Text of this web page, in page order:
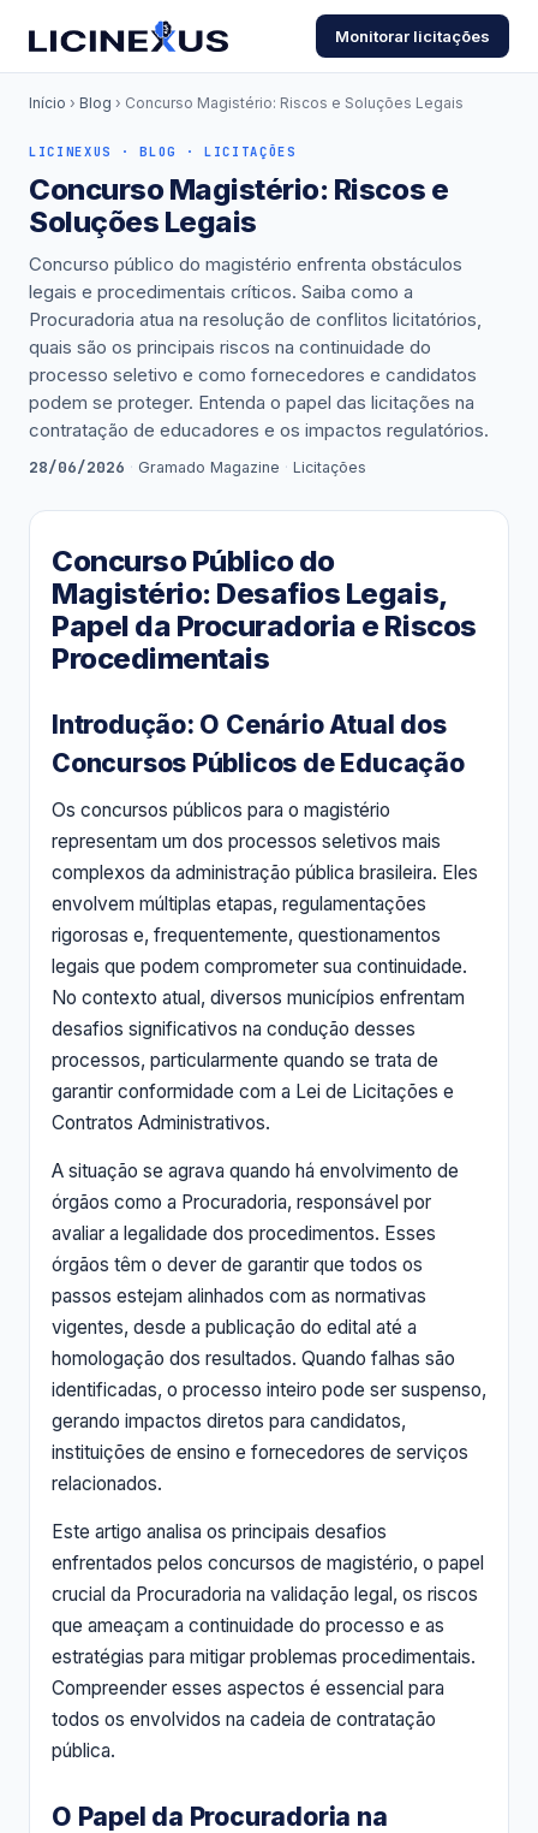
Monitorar licitações
Início › Blog › Concurso Magistério: Riscos e Soluções Legais
LICINEXUS · BLOG · LICITAÇÕES
Concurso Magistério: Riscos e
Soluções Legais
Concurso público do magistério enfrenta obstáculos
legais e procedimentais críticos. Saiba como a
Procuradoria atua na resolução de conflitos licitatórios,
quais são os principais riscos na continuidade do
processo seletivo e como fornecedores e candidatos
podem se proteger. Entenda o papel das licitações na
contratação de educadores e os impactos regulatórios.
28/06/2026 · Gramado Magazine · Licitações
Concurso Público do
Magistério: Desafios Legais,
Papel da Procuradoria e Riscos
Procedimentais
Introdução: O Cenário Atual dos
Concursos Públicos de Educação
Os concursos públicos para o magistério
representam um dos processos seletivos mais
complexos da administração pública brasileira. Eles
envolvem múltiplas etapas, regulamentações
rigorosas e, frequentemente, questionamentos
legais que podem comprometer sua continuidade.
No contexto atual, diversos municípios enfrentam
desafios significativos na condução desses
processos, particularmente quando se trata de
garantir conformidade com a Lei de Licitações e
Contratos Administrativos.
A situação se agrava quando há envolvimento de
órgãos como a Procuradoria, responsável por
avaliar a legalidade dos procedimentos. Esses
órgãos têm o dever de garantir que todos os
passos estejam alinhados com as normativas
vigentes, desde a publicação do edital até a
homologação dos resultados. Quando falhas são
identificadas, o processo inteiro pode ser suspenso,
gerando impactos diretos para candidatos,
instituições de ensino e fornecedores de serviços
relacionados.
Este artigo analisa os principais desafios
enfrentados pelos concursos de magistério, o papel
crucial da Procuradoria na validação legal, os riscos
que ameaçam a continuidade do processo e as
estratégias para mitigar problemas procedimentais.
Compreender esses aspectos é essencial para
todos os envolvidos na cadeia de contratação
pública.
O Papel da Procuradoria na